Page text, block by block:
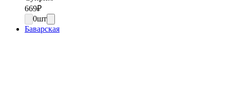
669₽
0шт
Баварская